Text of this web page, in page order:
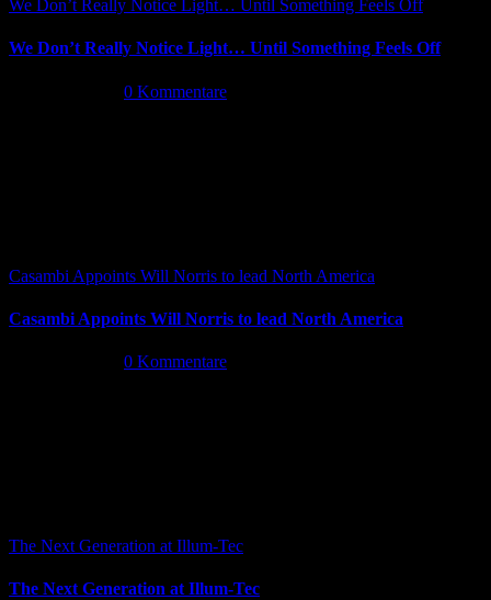
We Don’t Really Notice Light… Until Something Feels Off
We Don’t Really Notice Light… Until Something Feels Off
0 Kommentare
Casambi Appoints Will Norris to lead North America
Casambi Appoints Will Norris to lead North America
0 Kommentare
The Next Generation at Illum-Tec
The Next Generation at Illum-Tec